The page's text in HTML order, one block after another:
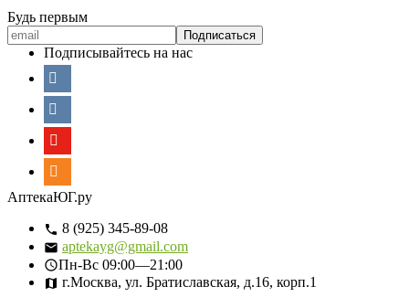
Будь первым
Подписывайтесь на нас
АптекаЮГ.ру
8 (925) 345-89-08
aptekayg@gmail.com
Пн-Вс 09:00—21:00
г.Москва, ул. Братиславская, д.16, корп.1